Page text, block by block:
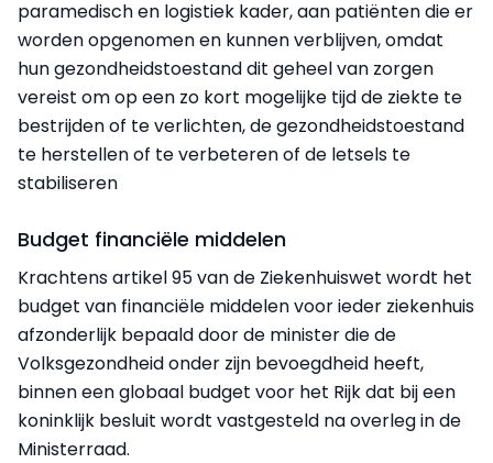
paramedisch en logistiek kader, aan patiënten die er
worden opgenomen en kunnen verblijven, omdat
hun gezondheidstoestand dit geheel van zorgen
vereist om op een zo kort mogelijke tijd de ziekte te
bestrijden of te verlichten, de gezondheidstoestand
te herstellen of te verbeteren of de letsels te
stabiliseren
Budget financiële middelen
Krachtens artikel 95 van de Ziekenhuiswet wordt het
budget van financiële middelen voor ieder ziekenhuis
afzonderlijk bepaald door de minister die de
Volksgezondheid onder zijn bevoegdheid heeft,
binnen een globaal budget voor het Rijk dat bij een
koninklijk besluit wordt vastgesteld na overleg in de
Ministerraad.